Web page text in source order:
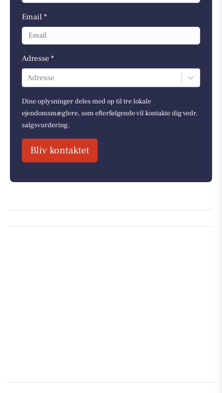
Email *
Adresse *
Adresse
Dine oplysninger deles med op til tre lokale
ejendomsmæglere, som efterfølgende vil kontakte dig vedr.
salgsvurdering.
Bliv kontaktet